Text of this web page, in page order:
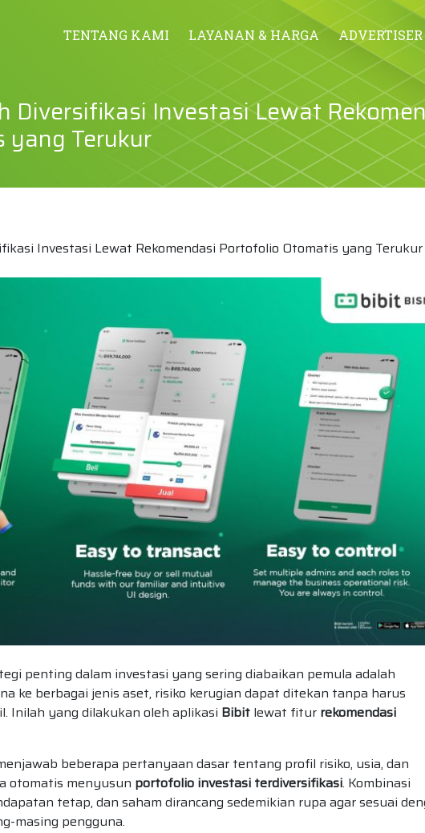
TENTANG KAMI LAYANAN & HARGA ADVERTISER
Diversifikasi Investasi Lewat
Terukur
Investasi Lewat Rekomendasi Portofolio Otomatis yang Terukur
penting dalam investasi yang sering diabaikan pemula adalah
ke berbagai jenis aset, risiko kerugian dapat ditekan tanpa harus
Inilah yang dilakukan oleh aplikasi Bibit lewat fitur rekomendasi
beberapa pertanyaan dasar tentang profil risiko, usia, dan
otomatis menyusun portofolio investasi terdiversifikasi. Kombinasi
tetap, dan saham dirancang sedemikian rupa agar sesuai
masing pengguna.